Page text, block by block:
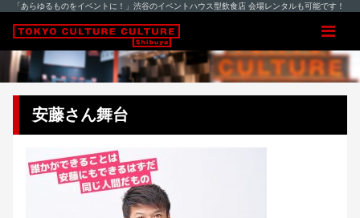
「あらゆるものをイベントに！」渋谷のイベントハウス型飲食店 会場レンタルも可能です！
安藤さん舞台